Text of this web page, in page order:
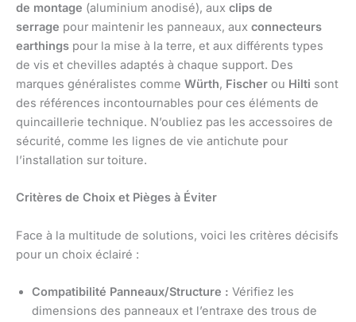
de montage (aluminium anodisé), aux clips de
serrage pour maintenir les panneaux, aux connecteurs
earthings pour la mise à la terre, et aux différents types
de vis et chevilles adaptés à chaque support. Des
marques généralistes comme Würth, Fischer ou Hilti sont
des références incontournables pour ces éléments de
quincaillerie technique. N’oubliez pas les accessoires de
sécurité, comme les lignes de vie antichute pour
l’installation sur toiture.
Critères de Choix et Pièges à Éviter
Face à la multitude de solutions, voici les critères décisifs
pour un choix éclairé :
Compatibilité Panneaux/Structure : Vérifiez les
dimensions des panneaux et l’entraxe des trous de